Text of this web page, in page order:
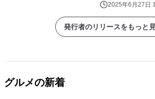
2025年6月27日
発行者のリリースをもっと
グルメの新着